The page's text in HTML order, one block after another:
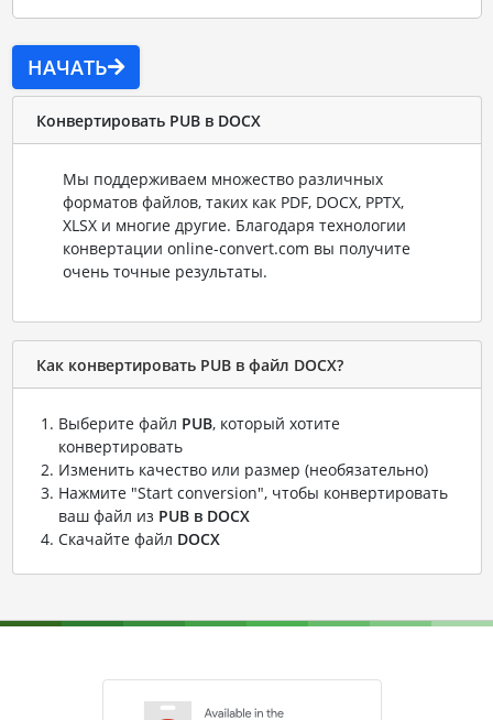
НАЧАТЬ
Конвертировать PUB в DOCX
Мы поддерживаем множество различных
форматов файлов, таких как PDF, DOCX, PPTX,
XLSX и многие другие. Благодаря технологии
конвертации online-convert.com вы получите
очень точные результаты.
Как конвертировать PUB в файл DOCX?
Выберите файл PUB, который хотите
конвертировать
Изменить качество или размер (необязательно)
Нажмите "Start conversion", чтобы конвертировать
ваш файл из PUB в DOCX
Скачайте файл DOCX